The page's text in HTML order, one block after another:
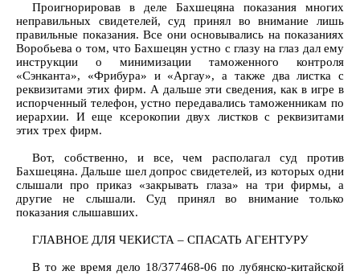
Проигнорировав в деле Бахшецяна показания многих
неправильных свидетелей, суд принял во внимание лишь
правильные показания. Все они основывались на показаниях
Воробьева о том, что Бахшецян устно с глазу на глаз дал ему
инструкции о минимизации таможенного контроля
«Сэнканта», «Фрибура» и «Аргау», а также два листка с
реквизитами этих фирм. А дальше эти сведения, как в игре в
испорченный телефон, устно передавались таможенникам по
иерархии. И еще ксерокопии двух листков с реквизитами
этих трех фирм.
Вот, собственно, и все, чем располагал суд против
Бахшецяна. Дальше шел допрос свидетелей, из которых одни
слышали про приказ «закрывать глаза» на три фирмы, а
другие не слышали. Суд принял во внимание только
показания слышавших.
ГЛАВНОЕ ДЛЯ ЧЕКИСТА – СПАСАТЬ АГЕНТУРУ
В то же время дело 18/377468-06 по лубянско-китайской